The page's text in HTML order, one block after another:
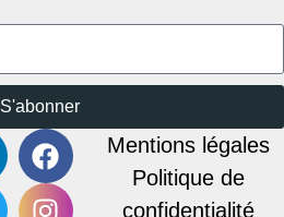
S'abonner
Mentions légales
Politique de
confidentialité